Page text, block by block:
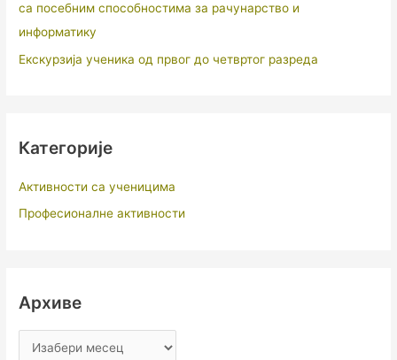
са посебним способностима за рачунарство и
информатику
Екскурзија ученика од првог до четвртог разреда
Категорије
Активности са ученицима
Професионалне активности
Архиве